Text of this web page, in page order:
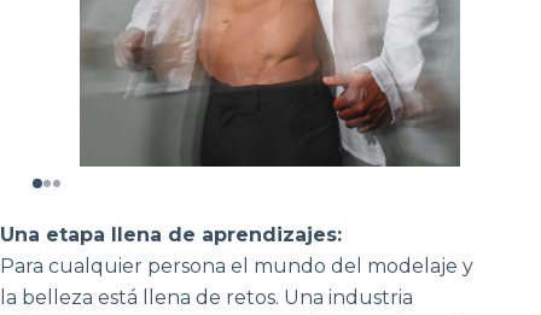
Una etapa llena de aprendizajes:
Para cualquier persona el mundo del modelaje y
la belleza está llena de retos. Una industria